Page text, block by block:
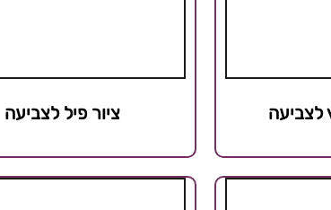
לצביעה ציור פיל לצביעה